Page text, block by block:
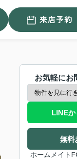
来店予約
お気軽にお
LINE
無料
ホームメイト